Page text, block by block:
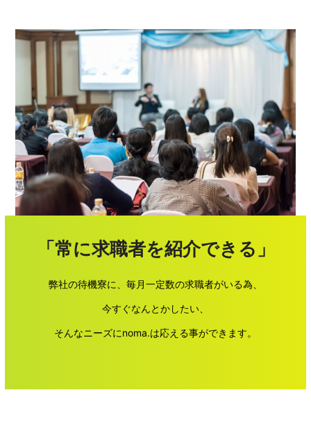
「常に求職者を紹介できる」
弊社の待機寮に、毎月一定数の求職者がいる為、
今すぐなんとかしたい、
そんなニーズにnoma.は応える事ができます。